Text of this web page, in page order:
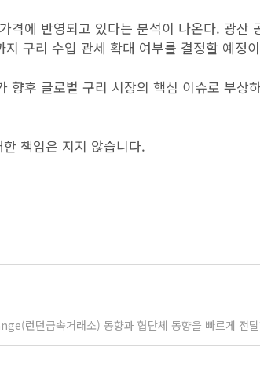
격에 반영되고 있다는 분석이 나온다. 광산
구리 수입 관세 확대 여부를 결정할 예정
향후 글로벌 구리 시장의 핵심 이슈로 부상
책임은 지지 않습니다.
런던금속거래소) 동향과 협단체 동향을 빠르게 전